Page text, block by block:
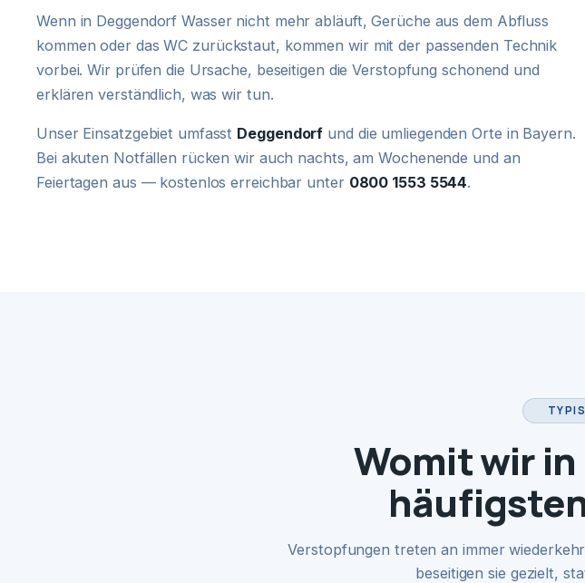
Wenn in Deggendorf Wasser nicht mehr abläuft, Gerüche aus dem Abfluss
kommen oder das WC zurückstaut, kommen wir mit der passenden Technik
vorbei. Wir prüfen die Ursache, beseitigen die Verstopfung schonend und
erklären verständlich, was wir tun.
Unser Einsatzgebiet umfasst Deggendorf und die umliegenden Orte in Bayern.
Bei akuten Notfällen rücken wir auch nachts, am Wochenende und an
Feiertagen aus — kostenlos erreichbar unter 0800 1553 5544.
Womit wir
Verstopfungen treten an immer
beseitigen sie gezielt,